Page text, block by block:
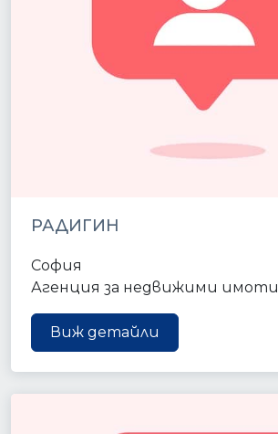
РАДИГИН
София
Агенция за недвижими имоти
Виж детайли